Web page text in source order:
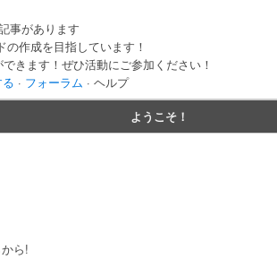
事があります
の作成を目指しています！
きます！ぜひ活動にご参加ください！
· フォーラム · ヘルプ
ようこそ！
ら!